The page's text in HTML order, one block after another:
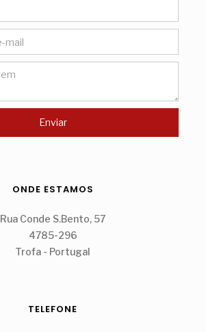
ONDE ESTAMOS
Rua Conde S.Bento, 57
4785-296
Trofa - Portugal
TELEFONE